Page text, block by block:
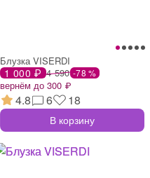
Блузка VISERDI
1 000 ₽ 4 590 -78 %
вернём до 300 ₽
4.8 6 18
В корзину